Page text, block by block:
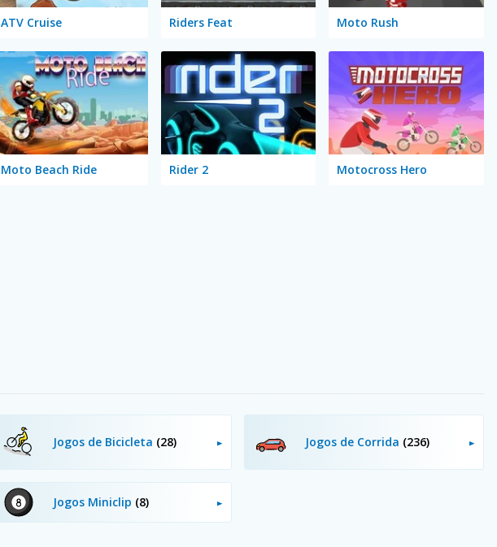
ATV Cruise Riders Feat Moto Rush
Moto Beach Ride Rider 2 Motocross Hero
Jogos de Bicicleta (28) Jogos de Corrida (236)
Jogos Miniclip (8)